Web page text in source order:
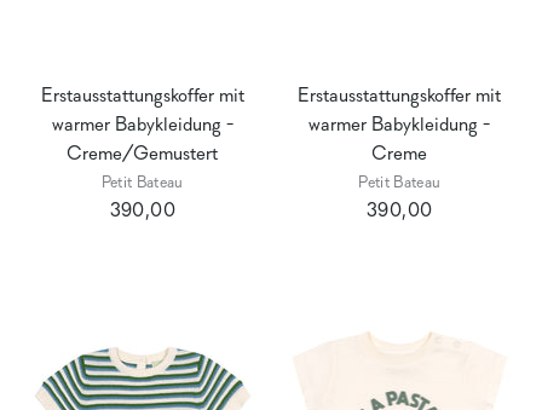
Erstausstattungskoffer mit
warmer Babykleidung -
Creme/Gemustert
Petit Bateau
390,00
Erstausstattungskoffer mit
warmer Babykleidung -
Creme
Petit Bateau
390,00